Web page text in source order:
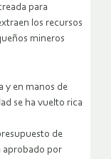
para
los recursos
mineros
y en manos de
se ha vuelto rica
de
aprobado por